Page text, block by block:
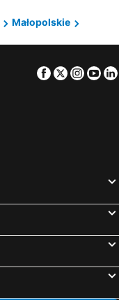
Małopolskie
Facebook
Twitter